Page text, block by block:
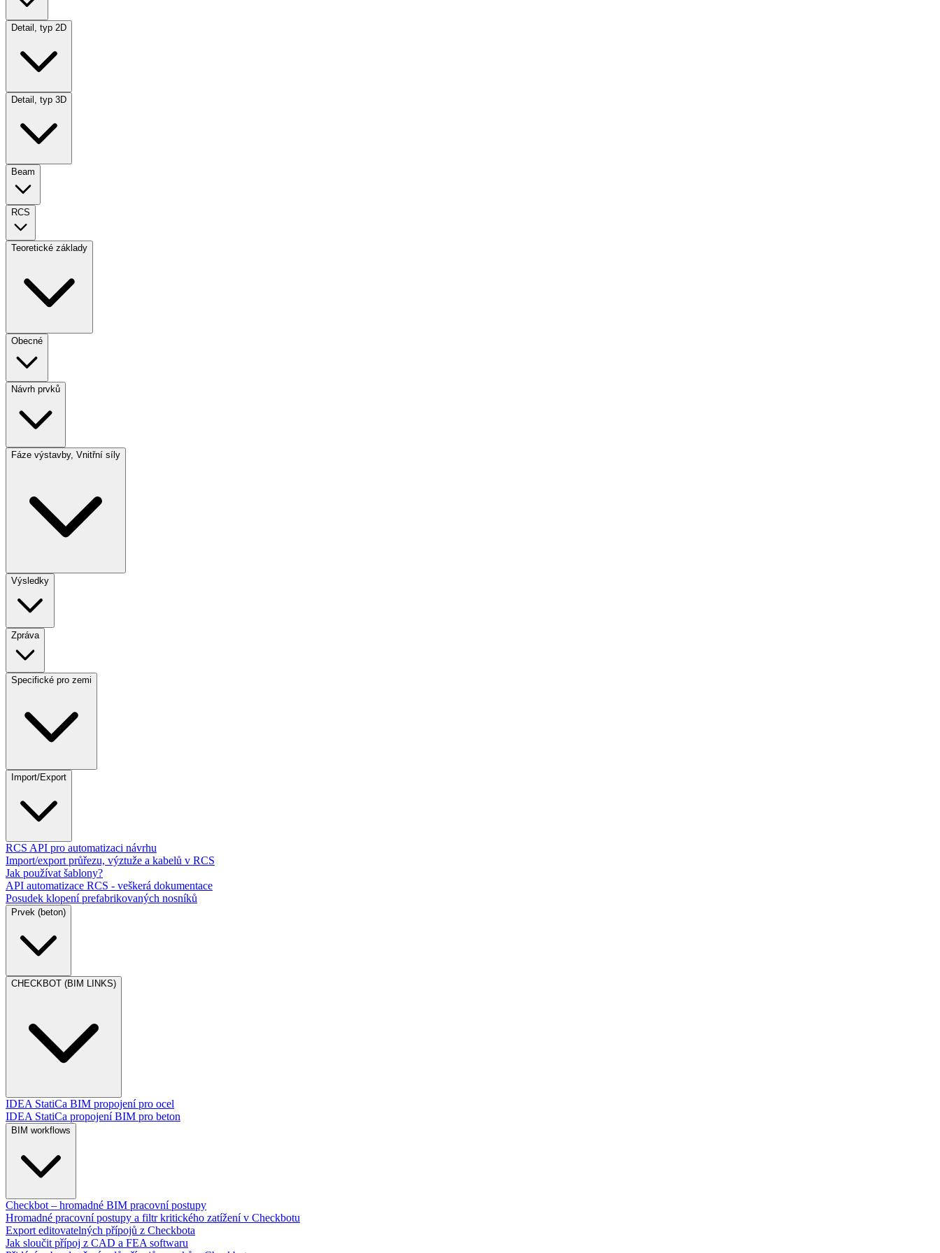
Detail, typ 2D
Detail, typ 3D
Beam
RCS
Teoretické základy
Obecné
Návrh prvků
Fáze výstavby, Vnitřní síly
Výsledky
Zpráva
Specifické pro zemi
Import/Export
RCS API pro automatizaci návrhu
Import/export průřezu, výztuže a kabelů v RCS
Jak používat šablony?
API automatizace RCS - veškerá dokumentace
Posudek klopení prefabrikovaných nosníků
Prvek (beton)
CHECKBOT (BIM LINKS)
IDEA StatiCa BIM propojení pro ocel
IDEA StatiCa propojení BIM pro beton
BIM workflows
Checkbot – hromadné BIM pracovní postupy
Hromadné pracovní postupy a filtr kritického zatížení v Checkbotu
Export editovatelných přípojů z Checkbota
Jak sloučit přípoj z CAD a FEA softwaru